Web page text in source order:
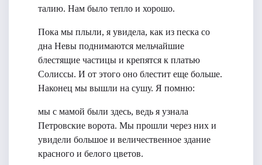
талию. Нам было тепло и хорошо.
Пока мы плыли, я увидела, как из песка со
дна Невы поднимаются мельчайшие
блестящие частицы и крепятся к платью
Солиссы. И от этого оно блестит еще больше.
Наконец мы вышли на сушу. Я помню:
мы с мамой были здесь, ведь я узнала
Петровские ворота. Мы прошли через них и
увидели большое и величественное здание
красного и белого цветов.